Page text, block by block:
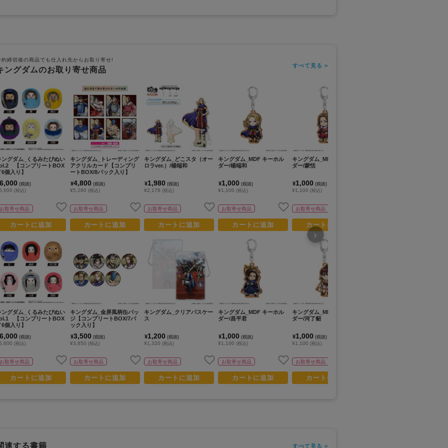
約締切後の商品でも仕入れ先からお取り寄せ!
ングダムのお取り寄せ商品 すべて見る >
ングダム_くるみたぴぬい
【コンプリートBOX
6個入り】
6,000 (税抜)
(税込)
お取寄せ商品
カートに追加
ングダム_くるみたぴぬい
【コンプリートBOX
6個入り】
6,000 (税抜)
(税込)
お取寄せ商品
カートに追加
キングダム_トレーディング
アクリルカード【コンプリ
ートBOX/8パック入り】
¥4,800 (税抜)
¥5,280(税込)
お取寄せ商品
カートに追加
キングダム_金屏風柄缶バッ
ジ【コンプリートBOX/7パ
ック入り】
¥3,500 (税抜)
¥3,850(税込)
お取寄せ商品
カートに追加
キングダム_どこスタ（オー
ロラver.）/楊端和
¥1,980 (税抜)
¥2,178 (税込)
お取寄せ商品
カートに追加
キングダム_クリアパスケー
ス
¥1,200 (税抜)
¥1,320 (税込)
お取寄せ商品
カートに追加
キングダム_MDF キーホル
ダー/楊端和
¥1,000 (税抜)
¥1,100 (税込)
お取寄せ商品
カートに追加
キングダム_MDF キーホル
ダー/昌平君
¥1,000 (税抜)
¥1,100 (税込)
お取寄せ商品
カートに追加
キングダム_MDF キーホル
ダー/蒙恬
¥1,000 (税抜)
¥1,100 (税込)
お取寄せ商品
カートに追加
キングダム_MDF キーホル
ダー/河了貂
¥1,000 (税抜)
¥1,100 (税込)
お取寄せ商品
カートに追加
›
連する書籍 すべて見る >